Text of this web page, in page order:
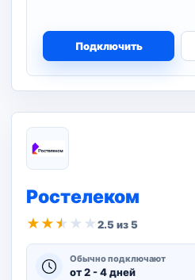
Подключить
Ростелеком
★ ★ ★ ★ ★2.5 из 5
Обычно подключают
от 2 - 4 дней